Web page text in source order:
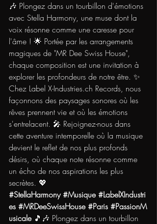
🎶 Plongez dans un tourbillon d'émotions
avec Stella Harmony, une muse dont la
voix résonne comme une caresse pour
l'âme ! 🌟 Portée par les arrangements
magiques de "MR Dee Swiss House",
chaque composition est une invitation à
explorer les profondeurs de notre être. ✨
Chez Label X-Industries.ch Records, nous
façonnons des paysages sonores où les
rêves prennent vie et où les émotions
s'entrelacent. 🎤 Rejoignez-nous dans
cette aventure intemporelle où la musique
devient le reflet de nos plus profonds
désirs, où chaque note résonne comme
un écho de nos aspirations les plus
secrètes. 💖
#StellaHarmony #Musique #LabelXIndustri
es #MRDeeSwissHouse #Paris #PassionM
usicale 🎵🎶 Plongez dans un tourbillon